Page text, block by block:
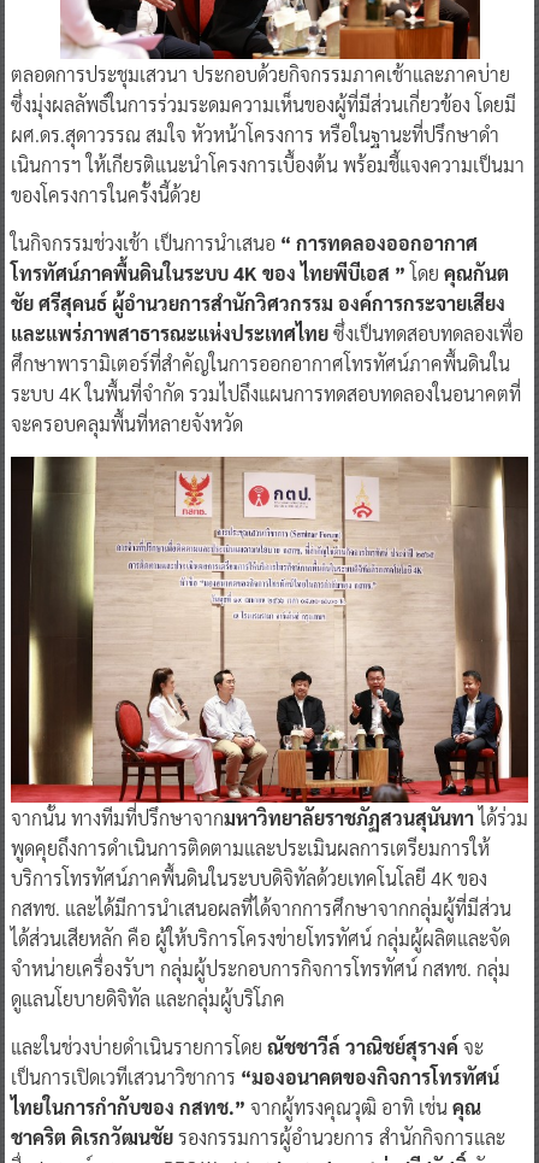
ตลอดการประชุมเสวนา ประกอบด้วยกิจกรรมภาคเช้าและภาคบ่าย
ซึ่งมุ่งผลลัพธ์ในการร่วมระดมความเห็นของผู้ที่มีส่วนเกี่ยวข้อง โดยมี
ผศ.ดร.สุดาวรรณ สมใจ หัวหน้าโครงการ หรือในฐานะที่ปรึกษาดำ
เนินการฯ ให้เกียรติแนะนำโครงการเบื้องต้น พร้อมชี้แจงความเป็นมา
ของโครงการในครั้งนี้ด้วย
ในกิจกรรมช่วงเช้า เป็นการนำเสนอ “ การทดลองออกอากาศ
โทรทัศน์ภาคพื้นดินในระบบ 4K ของ ไทยพีบีเอส ” โดย คุณกันต
ชัย ศรีสุคนธ์ ผู้อำนวยการสำนักวิศวกรรม องค์การกระจายเสียง
และแพร่ภาพสาธารณะแห่งประเทศไทยซึ่งเป็นทดสอบทดลองเพื่อ
ศึกษาพารามิเตอร์ที่สำคัญในการออกอากาศโทรทัศน์ภาคพื้นดินใน
ระบบ 4K ในพื้นที่จำกัด รวมไปถึงแผนการทดสอบทดลองในอนาคตที่
จะครอบคลุมพื้นที่หลายจังหวัด
จากนั้น ทางทีมที่ปรึกษาจากมหาวิทยาลัยราชภัฏสวนสุนันทาได้ร่วม
พูดคุยถึงการดำเนินการติดตามและประเมินผลการเตรียมการให้
บริการโทรทัศน์ภาคพื้นดินในระบบดิจิทัลด้วยเทคโนโลยี 4K ของ
กสทช. และได้มีการนำเสนอผลที่ได้จากการศึกษาจากกลุ่มผู้ที่มีส่วน
ได้ส่วนเสียหลัก คือ ผู้ให้บริการโครงข่ายโทรทัศน์ กลุ่มผู้ผลิตและจัด
จำหน่ายเครื่องรับฯ กลุ่มผู้ประกอบการกิจการโทรทัศน์ กสทช. กลุ่ม
ดูแลนโยบายดิจิทัล และกลุ่มผู้บริโภค
และในช่วงบ่ายดำเนินรายการโดย ณัชชาวีล์ วาณิชย์สุรางค์ จะ
เป็นการเปิดเวทีเสวนาวิชาการ “มองอนาคตของกิจการโทรทัศน์
ไทยในการกำกับของ กสทช.” จากผู้ทรงคุณวุฒิ อาทิ เช่นคุณ
ชาคริต ดิเรกวัฒนชัยรองกรรมการผู้อำนวยการ สำนักกิจการและ